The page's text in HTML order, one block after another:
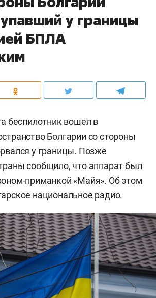
у границы
БПЛА
беспилотник вошел в
Болгарии со стороны
у границы. Позже
сообщило, что аппарат был
приманкой «Майя». Об этом
национальное радио.